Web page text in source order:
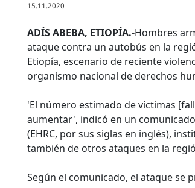
15.11.2020
ADÍS ABEBA, ETIOPÍA.-Hombres
ataque contra un autobús en la
Etiopía, escenario de reciente
organismo nacional de derechos
'El número estimado de víctimas
aumentar', indicó en un
(EHRC, por sus siglas en inglés),
también de otros ataques en la
Según el comunicado, el ataque se